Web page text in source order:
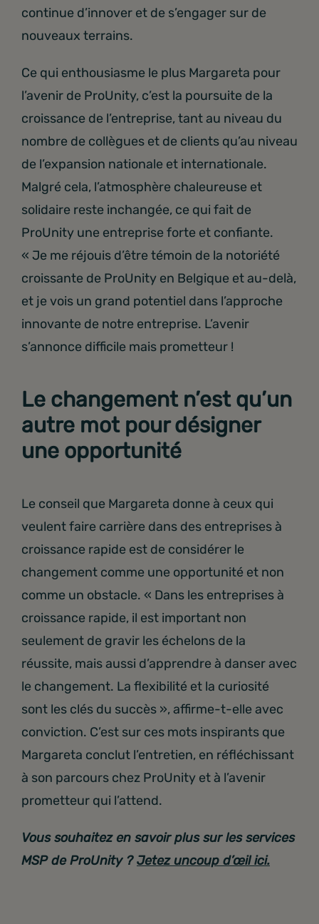
continue d’innover et de s’engager sur de
nouveaux terrains.
Ce qui enthousiasme le plus Margareta pour
l’avenir de ProUnity, c’est la poursuite de la
croissance de l’entreprise, tant au niveau du
nombre de collègues et de clients qu’au niveau
de l’expansion nationale et internationale.
Malgré cela, l’atmosphère chaleureuse et
solidaire reste inchangée, ce qui fait de
ProUnity une entreprise forte et confiante.
« Je me réjouis d’être témoin de la notoriété
croissante de ProUnity en Belgique et au-delà,
et je vois un grand potentiel dans l’approche
innovante de notre entreprise. L’avenir
s’annonce difficile mais prometteur !
Le changement n’est qu’un
autre mot pour désigner
une opportunité
Le conseil que Margareta donne à ceux qui
veulent faire carrière dans des entreprises à
croissance rapide est de considérer le
changement comme une opportunité et non
comme un obstacle. « Dans les entreprises à
croissance rapide, il est important non
seulement de gravir les échelons de la
réussite, mais aussi d’apprendre à danser avec
le changement. La flexibilité et la curiosité
sont les clés du succès », affirme-t-elle avec
conviction. C’est sur ces mots inspirants que
Margareta conclut l’entretien, en réfléchissant
à son parcours chez ProUnity et à l’avenir
prometteur qui l’attend.
Vous souhaitez en savoir plus sur les services
MSP de ProUnity ?Jetezuncoup d’œil ici.